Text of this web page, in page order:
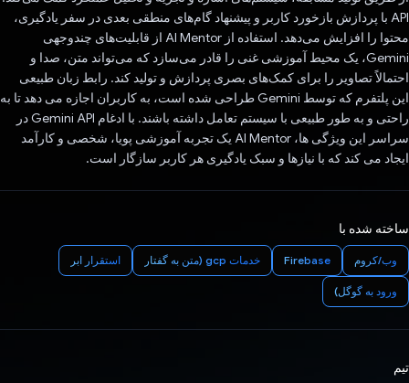
API با پردازش بازخورد کاربر و پیشنهاد گام‌های منطقی بعدی در سفر یادگیری،
محتوا را افزایش می‌دهد. استفاده از AI Mentor از قابلیت‌های چندوجهی
Gemini، یک محیط آموزشی غنی را قادر می‌سازد که می‌تواند متن، صدا و
احتمالاً تصاویر را برای کمک‌های بصری پردازش و تولید کند. رابط زبان طبیعی
این پلتفرم که توسط Gemini طراحی شده است، به کاربران اجازه می دهد تا به
راحتی و به طور طبیعی با سیستم تعامل داشته باشند. با ادغام Gemini API در
سراسر این ویژگی ها، AI Mentor یک تجربه آموزشی پویا، شخصی و کارآمد
ایجاد می کند که با نیازها و سبک یادگیری هر کاربر سازگار است.
ساخته شده با
وب/کروم Firebase خدمات gcp (متن به گفتار استقرار ابر
ورود به گوگل)
تیم